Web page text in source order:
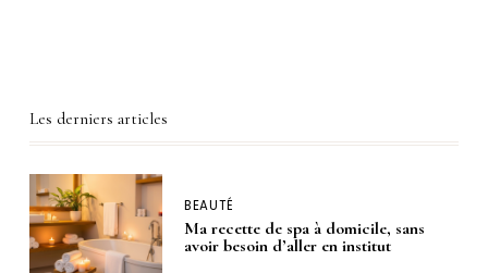
Les derniers articles
BEAUTÉ
Ma recette de spa à domicile, sans
avoir besoin d’aller en institut